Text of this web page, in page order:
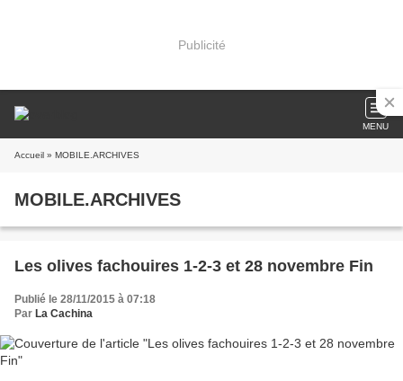
Publicité
MENU
Accueil » MOBILE.ARCHIVES
MOBILE.ARCHIVES
Les olives fachouires 1-2-3 et 28 novembre Fin
Publié le 28/11/2015 à 07:18
Par La Cachina